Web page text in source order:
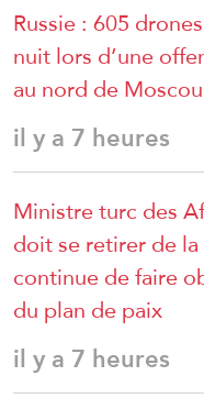
Russie : 605
nuit lors d’une
au nord de Moscou
il y a 7 heures
Ministre turc des
doit se retirer de
continue de faire
du plan de paix
il y a 7 heures